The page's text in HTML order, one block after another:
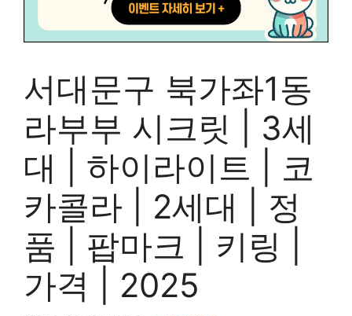
서대문구 북가좌1동
라부부 시크릿 | 3세
대 | 하이라이트 | 코
카콜라 | 2세대 | 정
품 | 팝마크 | 키링 |
가격 | 2025